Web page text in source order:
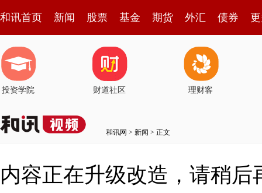
和讯首页 新闻 股票 基金 期货 外汇 债券
投资学院 财道社区 理财客
和讯网 > 新闻 > 正文
内容正在升级改造，请稍后